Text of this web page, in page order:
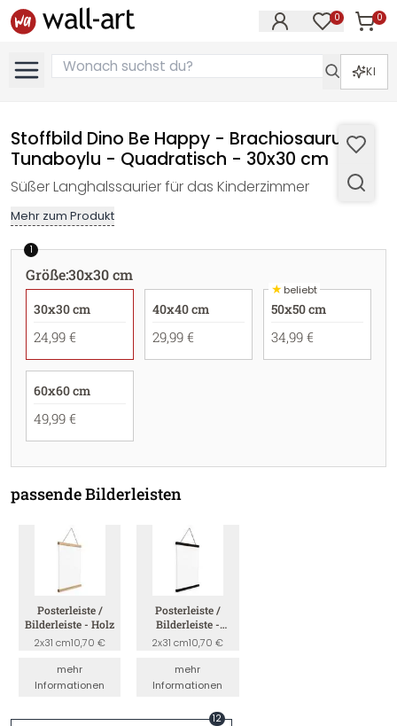
0 0
KI
Stoffbild Dino Be Happy - Brachiosaurus -
Tunaboylu - Quadratisch - 30x30 cm
Süßer Langhalssaurier für das Kinderzimmer
Mehr zum Produkt
1
Größe:30x30 cm
30x30 cm
24,99 €
40x40 cm
29,99 €
★beliebt
50x50 cm
34,99 €
60x60 cm
49,99 €
passende Bilderleisten
Posterleiste /
Bilderleiste - Holz
2x31 cm10,70 €
mehr
Informationen
Posterleiste /
Bilderleiste -
Schwarz
2x31 cm10,70 €
mehr
Informationen
12